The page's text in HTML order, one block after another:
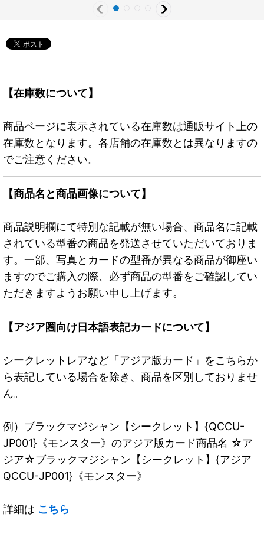
【在庫数について】
商品ページに表示されている在庫数は通販サイト上の
在庫数となります。各店舗の在庫数とは異なりますの
でご注意ください。
【商品名と商品画像について】
商品説明欄にて特別な記載が無い場合、商品名に記載
されている型番の商品を発送させていただいておりま
す。一部、写真とカードの型番が異なる商品が御座い
ますのでご購入の際、必ず商品の型番をご確認してい
ただきますようお願い申し上げます。
【アジア圏向け日本語表記カードについて】
シークレットレアなど「アジア版カード」をこちらか
ら表記している場合を除き、商品を区別しておりませ
ん。
例）ブラックマジシャン【シークレット】{QCCU-
JP001}《モンスター》のアジア版カード商品名 ☆ア
ジア☆ブラックマジシャン【シークレット】{アジア
QCCU-JP001}《モンスター》
詳細は こちら